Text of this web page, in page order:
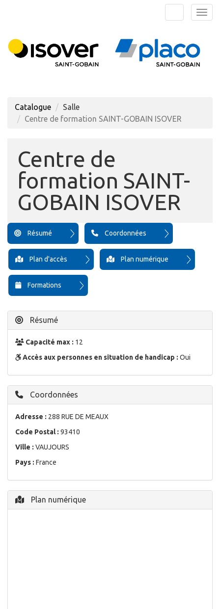
Rechercher
Catalogue
Salle
Centre de formation SAINT-GOBAIN ISOVER
Centre de
formation SAINT-
GOBAIN ISOVER
Résumé Coordonnées
Plan d'accès Plan numérique
Formations
Résumé
Capacité max : 12
Accès aux personnes en situation de handicap : Oui
Coordonnées
Adresse : 288 RUE DE MEAUX
Code Postal : 93410
Ville : VAUJOURS
Pays : France
Plan numérique